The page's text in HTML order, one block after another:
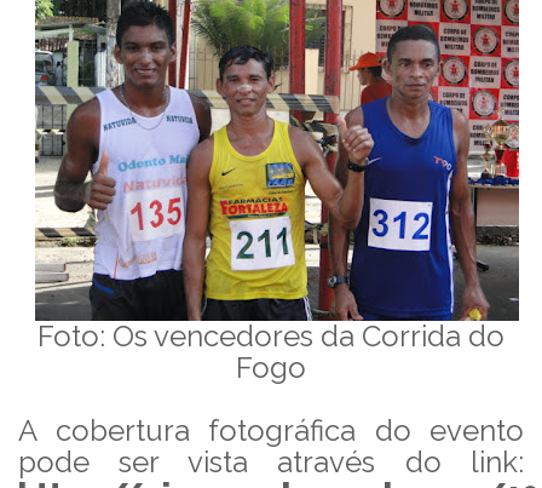
Foto: Os vencedores da Corrida do
Fogo
A cobertura fotográfica do evento
pode ser vista através do link: